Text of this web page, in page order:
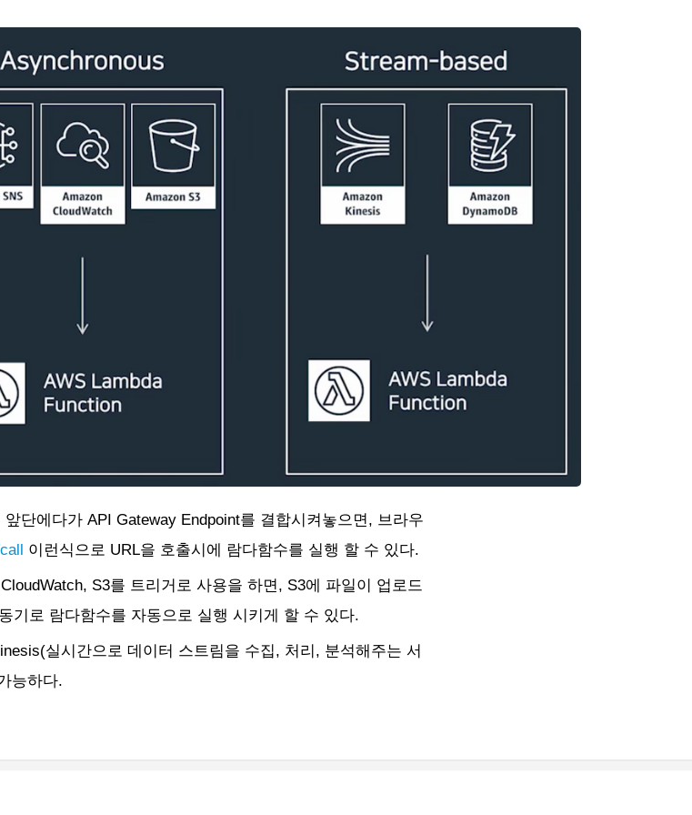
앞단에다가 API Gateway Endpoint를 결합시켜놓으면, 브라우
이런식으로 URL을 호출시에 람다함수를 실행 할 수 있다.
S3를 트리거로 사용을 하면, S3에 파일이 업로드
기로 람다함수를 자동으로 실행 시키게 할 수 있다.
실시간으로 데이터 스트림을 수집, 처리, 분석해주는 서
능하다.